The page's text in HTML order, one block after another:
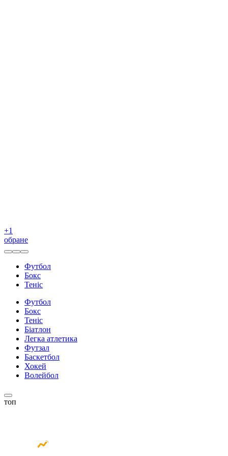
+1
обране
Футбол
Бокс
Теніс
Футбол
Бокс
Теніс
Біатлон
Легка атлетика
Футзал
Баскетбол
Хокей
Волейбол
топ